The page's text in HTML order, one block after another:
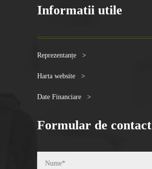
Informatii utile
Reprezentanțe >
Harta website >
Date Financiare >
Formular de contact